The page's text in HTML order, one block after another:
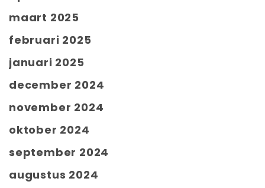
maart 2025
februari 2025
januari 2025
december 2024
november 2024
oktober 2024
september 2024
augustus 2024